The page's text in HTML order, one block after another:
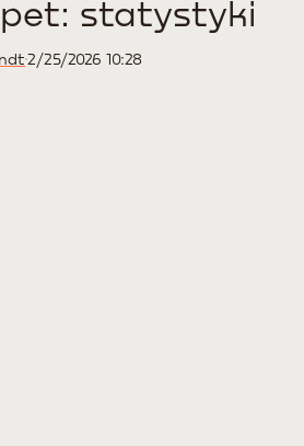
statystyki
2/25/2026 10:28